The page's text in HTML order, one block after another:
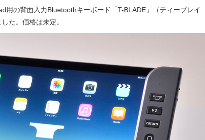
の背面入力Bluetoothキーボード「T-BLADE」（ティーブレイ
た。価格は未定。